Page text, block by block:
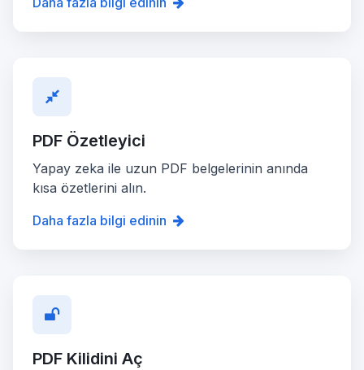
PDF Özetleyici
Yapay zeka ile uzun PDF belgelerinin anında
kısa özetlerini alın.
Daha fazla bilgi edinin
PDF Kilidini Aç